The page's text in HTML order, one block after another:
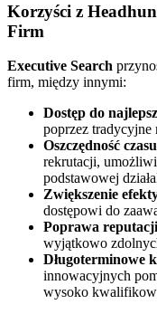
Korzyści z
Firm
Executive Search
firm, między innymi:
Dostęp do
poprzez tradycyjne
Oszczędność
rekrutacji,
podstawowej
Zwiększenie
dostępowi do
Poprawa
wyjątkowo
Długoterminowe
innowacyjnych
wysoko